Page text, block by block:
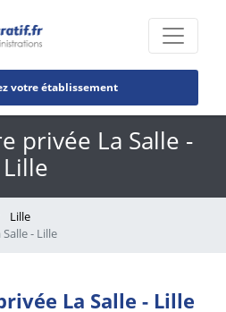
votre établissement
privée La Salle -
Lille
Lille
- Lille
La Salle - Lille